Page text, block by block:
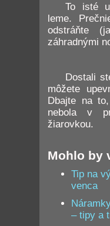
To isté
leme.
odstráňte
záhradnými
Dostali
môžete
Dbajte na
nebola v
žiarovkou.
Mohlo by
Tip na
venca
– tipy a